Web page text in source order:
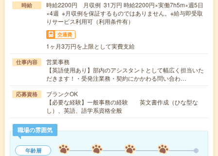
時給
時給2200円 月収例 31万円 時給2200円×実働7h5m×週5日
×4週 ※月収例を保証するものではありません。※給与即受取
りサービス利用可（利用条件有）
交通費
1ヶ月3万円を上限として実費支給
仕事内容
営業事務
【英語使用あり】部内のアシスタントとして幅広く担当いた
だきます！・受発注業務・契約にかかわる問い合わ…
応募資格
ブランクOK
【必要な経験】一般事務の経験 英文書作成（ひな型な
し）、英語、語学系資格全般
職場の雰囲気
年齢層